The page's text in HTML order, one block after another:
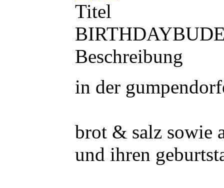
Titel
Beschreibung
in der
brot & salz sowie
und ihren